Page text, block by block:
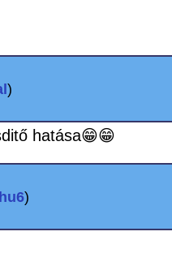
)
hatása😁😁
)